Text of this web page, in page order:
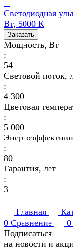
Светодиодная
Вт, 5000 К
Заказать
Мощность, Вт
:
54
Световой поток,
:
4 300
Цветовая
:
5 000
:
80
Гарантия, лет
:
3
Главная
0 Сравнение 0
Подписаться
на новости и